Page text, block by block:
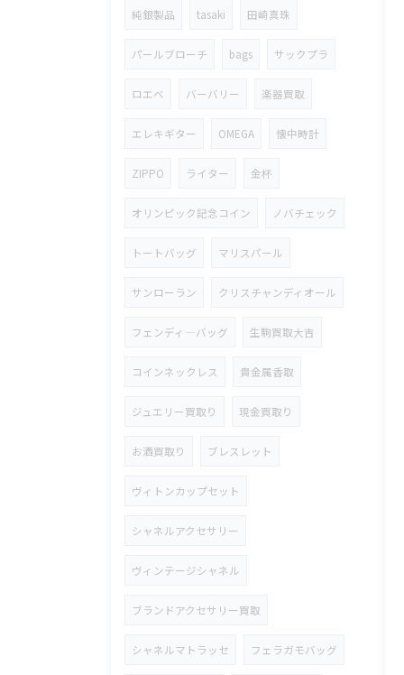
純銀製品 tasaki 田崎真珠
パールブローチ bags サックプラ
ロエベ バーバリー 楽器買取
エレキギター OMEGA 懐中時計
ZIPPO ライター 金杯
オリンピック記念コイン ノバチェック
トートバッグ マリスパール
サンローラン クリスチャンディオール
フェンディ―バッグ 生駒買取大吉
コインネックレス 貴金属香取
ジュエリー買取り 現金買取り
お酒買取り ブレスレット
ヴィトンカップセット
シャネルアクセサリー
ヴィンテージシャネル
ブランドアクセサリー買取
シャネルマトラッセ フェラガモバッグ